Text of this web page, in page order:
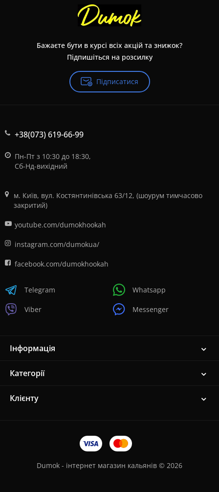
Бажаєте бути в курсі всіх акцій та знижок?
Підпишіться на розсилку
Підписатися
+38(073) 619-66-99
Пн-Пт з 10:30 до 18:30,
Сб-Нд-вихідний
м. Київ, вул. Костянтинівська 63/12, (шоурум тимчасово
закритий)
youtube.com/dumokhookah
instagram.com/dumokua/
facebook.com/dumokhookah
Telegram
Viber
Whatsapp
Messenger
Інформація
Категорії
Клієнту
Dumok - інтернет магазин кальянів © 2026